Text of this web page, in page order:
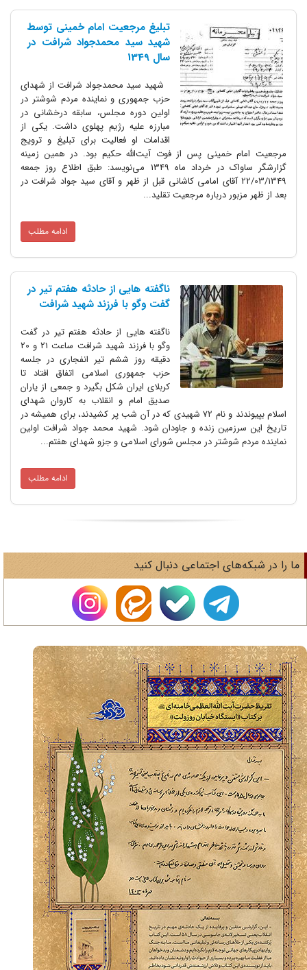
تبلیغ مرجعیت امام خمینی توسط
شهید سید محمدجواد شرافت در
شهید سید محمدجواد شرافت از شهدای
حزب جمهوری و نماینده مردم شوشتر در
اولین دوره مجلس، سابقه درخشانی در
مبارزه علیه رژیم پهلوی داشت. یکی از
اقدامات او فعالیت برای تبلیغ و ترویج
خمینی پس از فوت آیت‌الله حکیم بود. در همین زمینه
گزارشگر ساواک در خرداد ماه 1349 می‌نویسد: طبق اطلاع روز جمعه
03/1349 آقای امامی کاشانی قبل از ظهر و آقای سید جواد شرافت در
درباره مرجعیت تقلید...
ناگفته هایی از حادثه هفتم تیر در
گفت وگو با فرزند شهید شرافت
ناگفته هایی از حادثه هفتم تیر در گفت
وگو با فرزند شهید شرافت ساعت 21 و 20
دقیقه روز ششم تیر انفجاری در جلسه
حزب جمهوری اسلامی اتفاق افتاد تا
کربلای ایران شکل بگیرد و جمعی از یاران
صدیق امام و انقلاب به کاروان شهدای
اسلام بپیوندند و نام 72 شهیدی که در آن شب پر کشیدند، برای همیشه در
زنده و جاودان شود. شهید محمد جواد شرافت اولین
شوشتر در مجلس شورای اسلامی و جزو شهدای هفتم...
اجتماعی دنبال کنید